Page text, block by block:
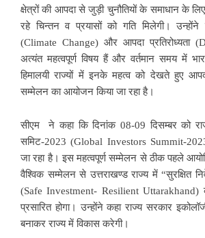
क्षेत्रों की आपदा से जुड़ी चुनौतियों के समाधान के
रहे चिन्तन व प्रयासों को गति मिलेगी। उन्होंने
(Climate Change) और आपदा प्रतिरोध्यता
अत्यंत महत्वपूर्ण विषय हैं और वर्तमान समय में
हिमालयी राज्यों में इनके महत्व को देखते हुए
सम्मेलन का आयोजन किया जा रहा है।
सीएम ने कहा कि दिनांक 08-09 दिसम्बर को
समिट-2023 (Global Investors Summit-
जा रहा है। इस महत्वपूर्ण सम्मेलन से ठीक पहले
वैश्विक सम्मेलन से उत्तराखण्ड राज्य में “सुरक्षित
(Safe Investment- Resilient
प्रसारित होगा। उन्होंने कहा राज्य सरकार
बनाकर राज्य में विकास करेगी।